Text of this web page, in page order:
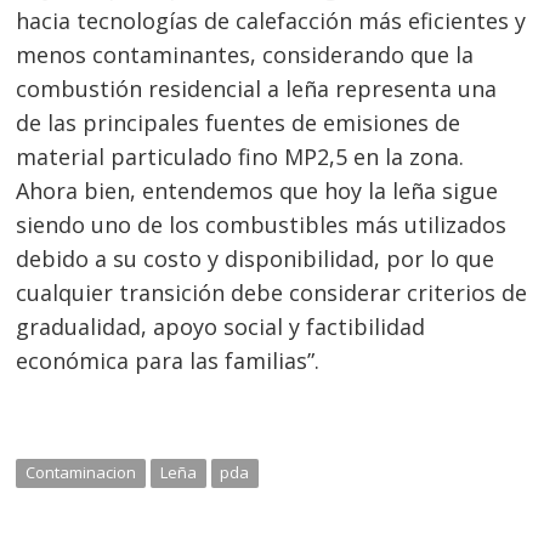
hacia tecnologías de calefacción más eficientes y
menos contaminantes, considerando que la
combustión residencial a leña representa una
de las principales fuentes de emisiones de
material particulado fino MP2,5 en la zona.
Ahora bien, entendemos que hoy la leña sigue
siendo uno de los combustibles más utilizados
debido a su costo y disponibilidad, por lo que
cualquier transición debe considerar criterios de
gradualidad, apoyo social y factibilidad
económica para las familias”.
Contaminacion Leña pda